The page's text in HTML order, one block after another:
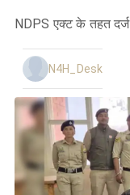
NDPS एक्ट के तहत दर्ज
N4H_Desk